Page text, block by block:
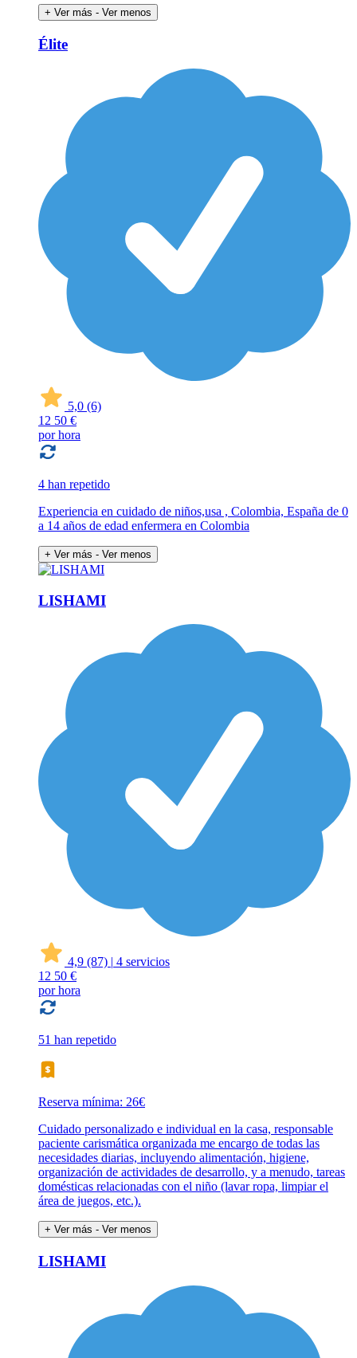
+ Ver más - Ver menos
Élite
5,0 (6)
12 50 €
por hora
4 han repetido
Experiencia en cuidado de niños,usa , Colombia, España de 0
a 14 años de edad enfermera en Colombia
+ Ver más - Ver menos
LISHAMI
4,9 (87) | 4 servicios
12 50 €
por hora
51 han repetido
Reserva mínima: 26€
Cuidado personalizado e individual en la casa, responsable
paciente carismática organizada me encargo de todas las
necesidades diarias, incluyendo alimentación, higiene,
organización de actividades de desarrollo, y a menudo, tareas
domésticas relacionadas con el niño (lavar ropa, limpiar el
área de juegos, etc.).
+ Ver más - Ver menos
LISHAMI